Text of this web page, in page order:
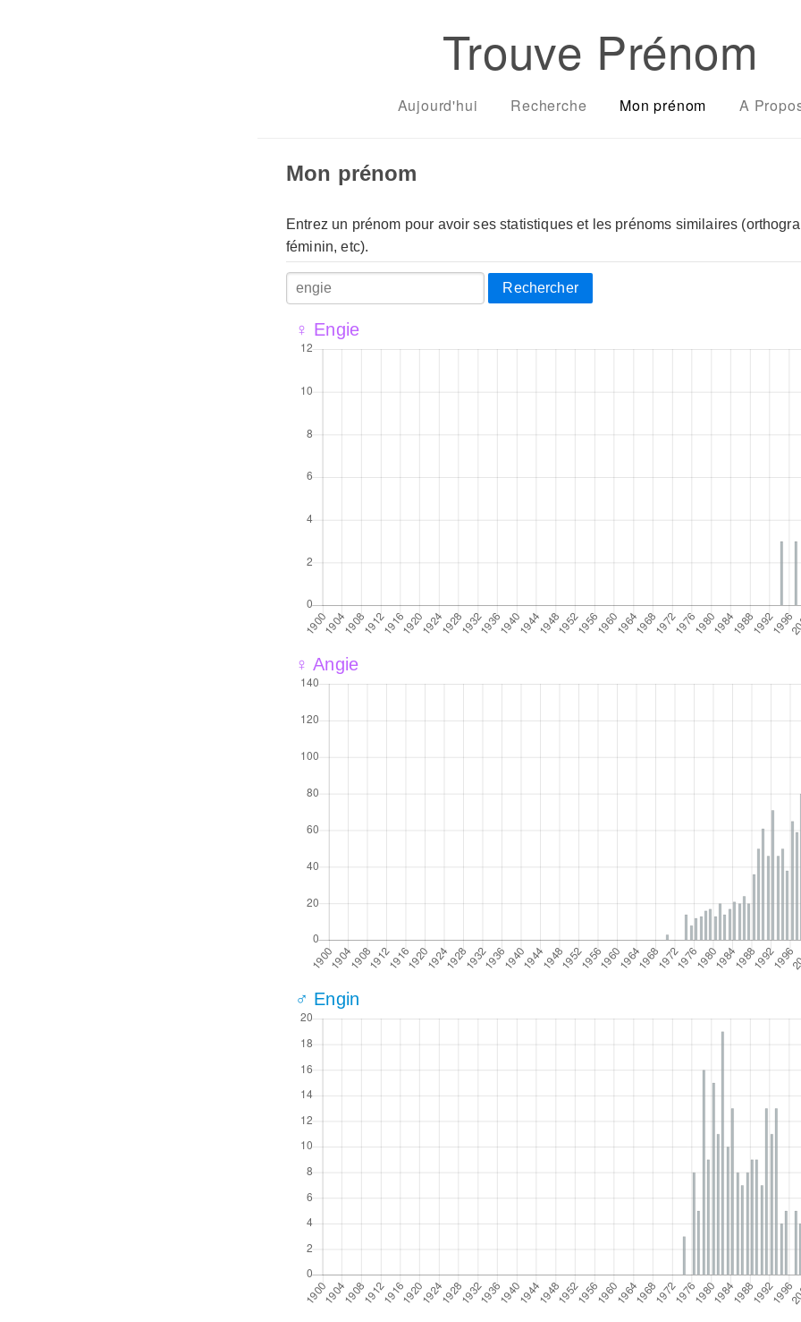
Trouve Prénom
Aujourd'hui Recherche Mon prénom A
Mon prénom
Entrez un prénom pour avoir ses statistiques et les prénoms similaires
féminin, etc).
Rechercher
♀ Engie
♀ Angie
♂ Engin